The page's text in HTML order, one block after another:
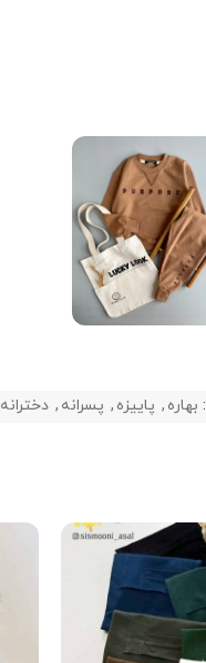
بهاره , پاییزه , پسرانه , دخترانه